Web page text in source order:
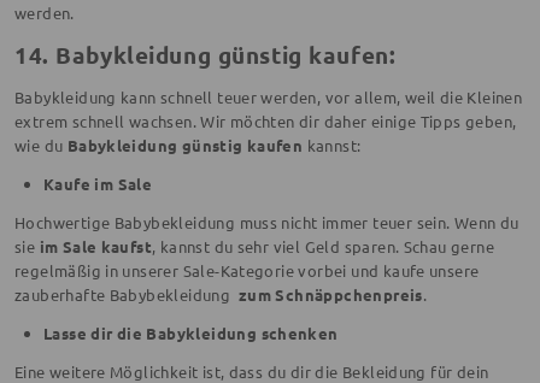
werden.
14. Babykleidung günstig kaufen:
Babykleidung kann schnell teuer werden, vor allem, weil die Kleinen
extrem schnell wachsen. Wir möchten dir daher einige Tipps geben,
wie du Babykleidung günstig kaufen kannst:
Kaufe im Sale
Hochwertige Babybekleidung muss nicht immer teuer sein. Wenn du
sie im Sale kaufst, kannst du sehr viel Geld sparen. Schau gerne
regelmäßig in unserer Sale-Kategorie vorbei und kaufe unsere
zauberhafte Babybekleidung zum Schnäppchenpreis.
Lasse dir die Babykleidung schenken
Eine weitere Möglichkeit ist, dass du dir die Bekleidung für dein